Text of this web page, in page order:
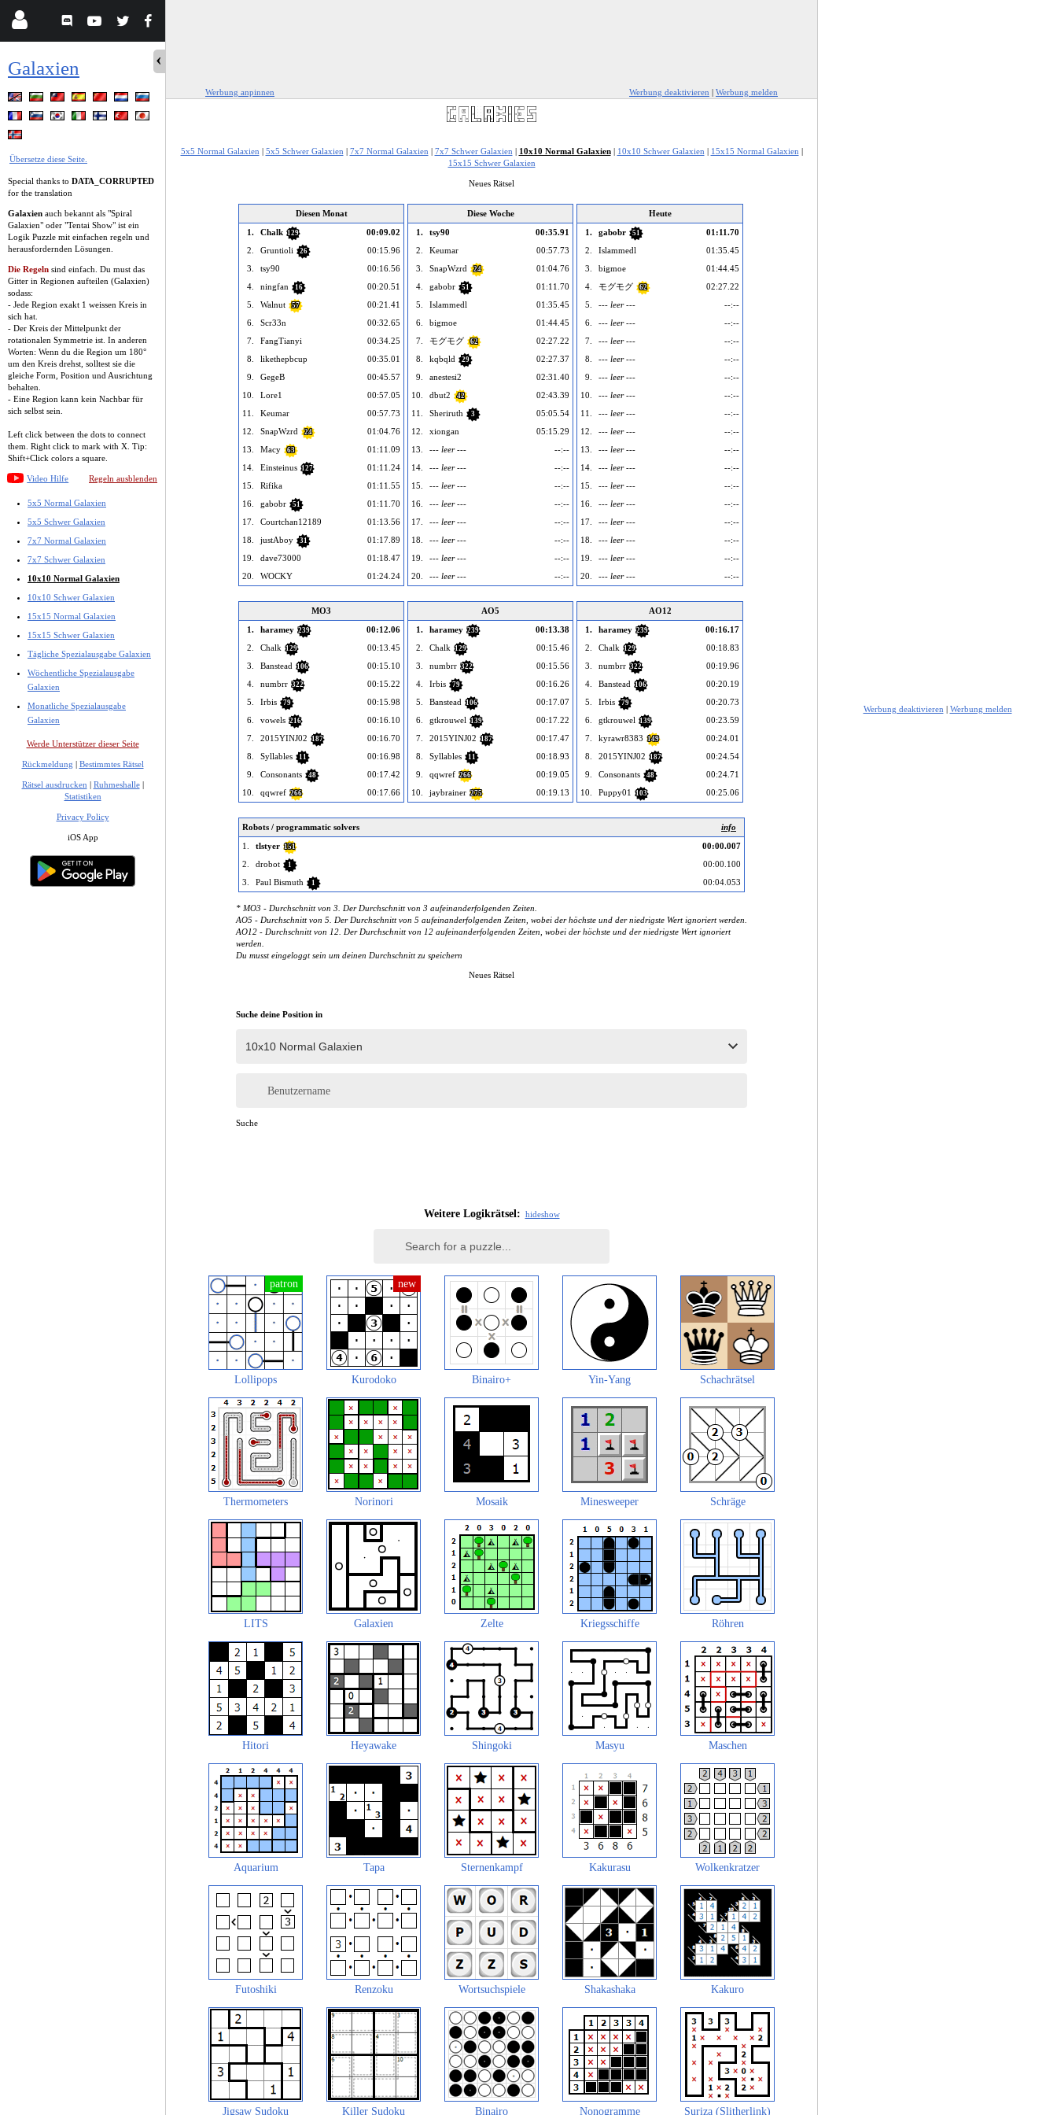
Galaxien
Übersetze diese Seite.
Special thanks to DATA_CORRUPTED
for the translation
Galaxien auch bekannt als "Spiral
Galaxien" oder "Tentai Show" ist ein
Logik Puzzle mit einfachen regeln und
herausfordernden Lösungen.
Die Regeln sind einfach. Du must das
Gitter in Regionen aufteilen (Galaxien)
sodass:
- Jede Region exakt 1 weissen Kreis in
sich hat.
- Der Kreis der Mittelpunkt der
rotationalen Symmetrie ist. In anderen
Worten: Wenn du die Region um 180°
um den Kreis drehst, solltest sie die
gleiche Form, Position und Ausrichtung
behalten.
- Eine Region kann kein Nachbar für
sich selbst sein.
Left click between the dots to connect
them. Right click to mark with X. Tip:
Shift+Click colors a square.
Video Hilfe Regeln ausblenden
5x5 Normal Galaxien
5x5 Schwer Galaxien
7x7 Normal Galaxien
7x7 Schwer Galaxien
10x10 Normal Galaxien
10x10 Schwer Galaxien
15x15 Normal Galaxien
15x15 Schwer Galaxien
Tägliche Spezialausgabe Galaxien
Wöchentliche Spezialausgabe
Galaxien
Monatliche Spezialausgabe
Galaxien
Werde Unterstützer dieser Seite
Rückmeldung | Bestimmtes Rätsel
Rätsel ausdrucken | Ruhmeshalle|
Statistiken
Privacy Policy
iOS App
Werbung anpinnen Werbung deaktivieren | Werbung melden
5x5 Normal Galaxien | 5x5 Schwer Galaxien | 7x7 Normal Galaxien | 7x7 Schwer Galaxien | 10x10 Normal Galaxien| 10x10 Schwer Galaxien | 15x15 Normal Galaxien |
15x15 Schwer Galaxien
Neues Rätsel
Diesen Monat
1.
Chalk 129
00:09.02
2.
Gruntioli 26
00:15.96
3.
tsy90
00:16.56
4.
ningfan 16
00:20.51
5.
Walnut 57
00:21.41
6.
Scr33n
00:32.65
7.
FangTianyi
00:34.25
8.
likethepbcup
00:35.01
9.
GegeB
00:45.57
10.
Lore1
00:57.05
11.
Keumar
00:57.73
12.
SnapWzrd 24
01:04.76
13.
Macy 63
01:11.09
14.
Einsteinus 127
01:11.24
15.
Rifika
01:11.55
16.
gabobr 51
01:11.70
17.
Courtchan12189
01:13.56
18.
justAboy 31
01:17.89
19.
dave73000
01:18.47
20.
WOCKY 01:24.24
Diese Woche
1.
tsy90
00:35.91
2.
Keumar
00:57.73
3.
SnapWzrd 24
01:04.76
4.
gabobr 51
01:11.70
5.
Islammedl
01:35.45
6.
bigmoe
01:44.45
7.
モグモグ 62
02:27.22
8.
kqbqld 29
02:27.37
9.
anestesi2
02:31.40
10.
dbut2 42
02:43.39
11.
Sheriruth 3
05:05.54
12.
xiongan
05:15.29
13.
--- leer ---
--:--
14.
--- leer ---
--:--
15.
--- leer ---
--:--
16.
--- leer ---
--:--
17.
--- leer ---
--:--
18.
--- leer ---
--:--
19.
--- leer ---
--:--
20.
--- leer --- --:--
Heute
1.
gabobr 51
01:11.70
2.
Islammedl
01:35.45
3.
bigmoe
01:44.45
4.
モグモグ 62
02:27.22
5.
--- leer ---
--:--
6.
--- leer ---
--:--
7.
--- leer ---
--:--
8.
--- leer ---
--:--
9.
--- leer ---
--:--
10.
--- leer ---
--:--
11.
--- leer ---
--:--
12.
--- leer ---
--:--
13.
--- leer ---
--:--
14.
--- leer ---
--:--
15.
--- leer ---
--:--
16.
--- leer ---
--:--
17.
--- leer ---
--:--
18.
--- leer ---
--:--
19.
--- leer ---
--:--
20.
--- leer --- --:--
MO3
1.
haramey 239
00:12.06
2.
Chalk 129
00:13.45
3.
Banstead 106
00:15.10
4.
numbrr 322
00:15.22
5.
Irbis 79
00:15.98
6.
vowels 216
00:16.10
7.
2015YINJ02 187
00:16.70
8.
Syllables 11
00:16.98
9.
Consonants 48
00:17.42
10.
qqwref 266 00:17.66
AO5
1.
haramey 239
00:13.38
2.
Chalk 129
00:15.46
3.
numbrr 322
00:15.56
4.
Irbis 79
00:16.26
5.
Banstead 106
00:17.07
6.
gtkrouwel 139
00:17.22
7.
2015YINJ02 187
00:17.47
8.
Syllables 11
00:18.93
9.
qqwref 266
00:19.05
10.
jaybrainer 275 00:19.13
AO12
1.
haramey 239
00:16.17
2.
Chalk 129
00:18.83
3.
numbrr 322
00:19.96
4.
Banstead 106
00:20.19
5.
Irbis 79
00:20.73
6.
gtkrouwel 139
00:23.59
7.
kyrawr8383 149
00:24.01
8.
2015YINJ02 187
00:24.54
9.
Consonants 48
00:24.71
10.
Puppy01 103 00:25.06
Robots / programmatic solvers
info
1.
tlstyer 151
00:00.007
2.
drobot 1
00:00.100
3.
Paul Bismuth 1 00:04.053
* MO3 - Durchschnitt von 3. Der Durchschnitt von 3 aufeinanderfolgenden Zeiten.
AO5 - Durchschnitt von 5. Der Durchschnitt von 5 aufeinanderfolgenden Zeiten, wobei der höchste und der niedrigste Wert ignoriert werden.
AO12 - Durchschnitt von 12. Der Durchschnitt von 12 aufeinanderfolgenden Zeiten, wobei der höchste und der niedrigste Wert ignoriert
werden.
Du musst eingeloggt sein um deinen Durchschnitt zu speichern
Neues Rätsel
Suche deine Position in
Benutzername
Suche
Weitere Logikrätsel: hideshow
Lollipops Kurodoko Binairo+ Yin-Yang Schachrätsel
Thermometers Norinori Mosaik Minesweeper Schräge
LITS Galaxien Zelte Kriegsschiffe Röhren
Hitori Heyawake Shingoki Masyu Maschen
Aquarium Tapa Sternenkampf Kakurasu Wolkenkratzer
Futoshiki Renzoku Wortsuchspiele Shakashaka Kakuro
Jigsaw Sudoku Killer Sudoku Binairo Nonogramme Suriza (Slitherlink)
Werbung deaktivieren | Werbung melden